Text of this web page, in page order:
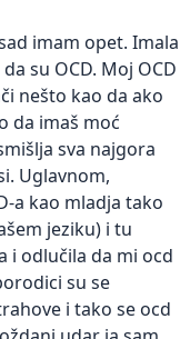
imam opet. Imala
su OCD. Moj OCD
nešto kao da ako
da imaš moć
sva najgora
Uglavnom,
a kao mladja tako
jeziku) i tu
i odlučila da mi ocd
su se
i tako se ocd